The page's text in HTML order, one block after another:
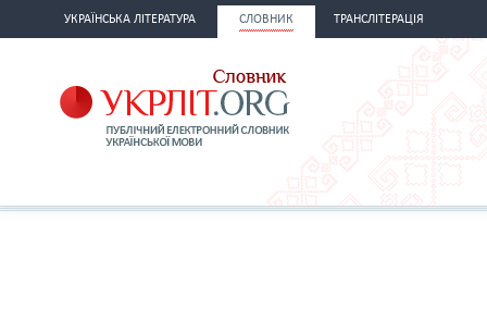
УКРАЇНСЬКА ЛІТЕРАТУРА СЛОВНИК ТРАНСЛІТЕРАЦІЯ